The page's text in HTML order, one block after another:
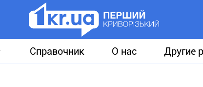
Справочник О нас Другие